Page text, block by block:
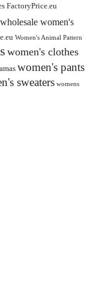
FactoryPrice.eu
wholesale women's
Women's Animal Pattern
women's clothes
women's pants
sweaters womens